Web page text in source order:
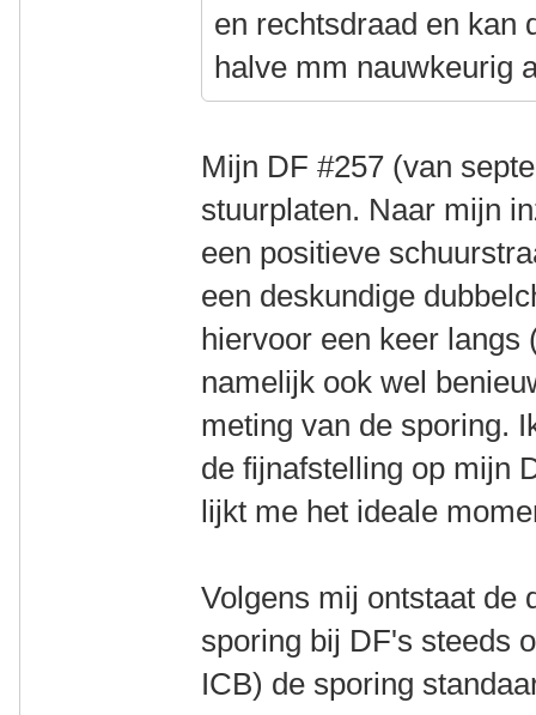
en rechtsdraad en kan
halve mm nauwkeurig
Mijn DF #257 (van
stuurplaten. Naar mijn
een positieve
een deskundige
hiervoor een keer langs
namelijk ook wel
meting van de sporing.
de fijnafstelling op mijn
lijkt me het ideale
Volgens mij ontstaat de
sporing bij DF's steeds
ICB) de sporing